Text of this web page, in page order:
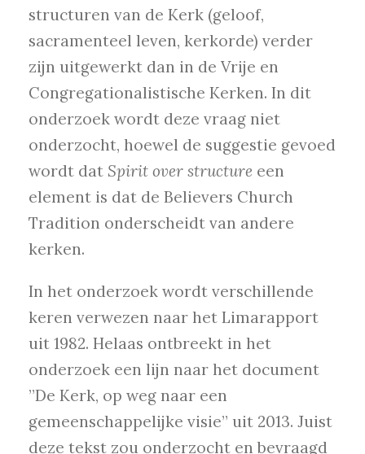
structuren van de Kerk (geloof,
sacramenteel leven, kerkorde) verder
zijn uitgewerkt dan in de Vrije en
Congregationalistische Kerken. In dit
onderzoek wordt deze vraag niet
onderzocht, hoewel de suggestie gevoed
wordt dat Spirit over structure een
element is dat de Believers Church
Tradition onderscheidt van andere
kerken.
In het onderzoek wordt verschillende
keren verwezen naar het Limarapport
uit 1982. Helaas ontbreekt in het
onderzoek een lijn naar het document
”De Kerk, op weg naar een
gemeenschappelijke visie” uit 2013. Juist
deze tekst zou onderzocht en bevraagd